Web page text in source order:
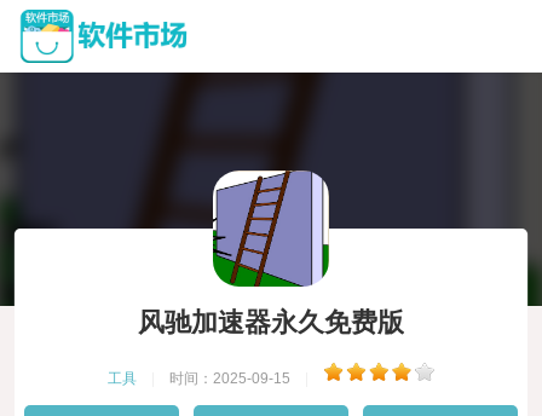
风驰加速器永久免费版
工具 时间：2025-09-15